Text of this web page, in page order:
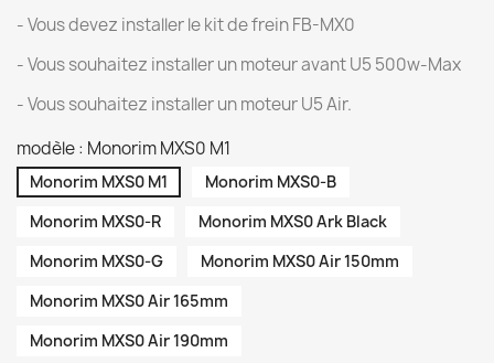
- Vous devez installer le kit de frein FB-MX0
- Vous souhaitez installer un moteur avant U5 500w-Max
- Vous souhaitez installer un moteur U5 Air.
modèle : Monorim MXS0 M1
Monorim MXS0 M1
Monorim MXS0-B
Monorim MXS0-R
Monorim MXS0 Ark Black
Monorim MXS0-G
Monorim MXS0 Air 150mm
Monorim MXS0 Air 165mm
Monorim MXS0 Air 190mm